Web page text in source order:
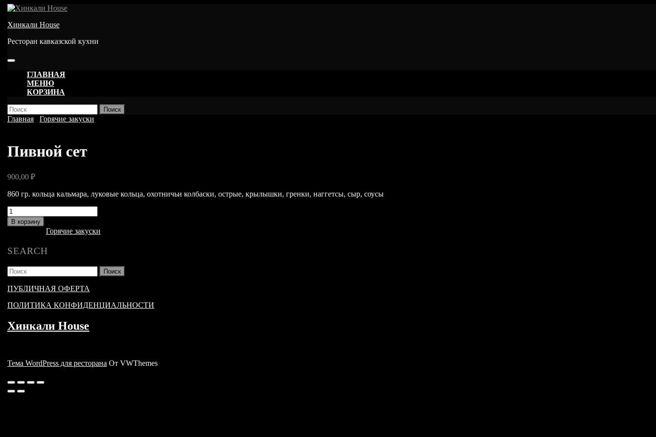
Перейти
содержимому
Хинкали House
Ресторан кавказской кухни
Кнопка
ОткрытьГЛАВНАЯ
МЕНЮ
КОРЗИНА
КНОПКА
ЗАКРЫТЬ
Найти:
Главная
Горячие закуски
Пивной сет
900,00 ₽
860 гр. кольца кальмара, луковые кольца, охотничьи колбаски, острые, крылышки, гренки, наггетсы, сыр, соусы
Количество
товара
Пивной
В корзину
Горячие закуски
SEARCH
Найти:
ПУБЛИЧНАЯ ОФЕРТА
ПОЛИТИКА КОНФИДЕНЦИАЛЬНОСТИ
Хинкали House
Тема WordPress для ресторана От VWThemes
Прокрутить
вверх